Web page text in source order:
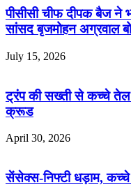
पीसीसी चीफ दीपक बैज ने
सांसद बृजमोहन अग्रवाल
July 15, 2026
ट्रंप की सख्ती से कच्चे तेल
क्रूड
April 30, 2026
सेंसेक्स-निफ्टी धड़ाम, कच्चे